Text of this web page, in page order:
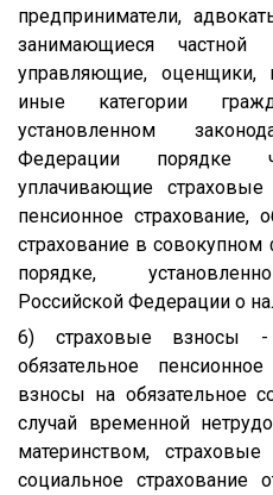
предприниматели,
занимающиеся частной
управляющие, оценщики,
иные категории
установленном
Федерации порядке
уплачивающие
пенсионное страхование,
страхование в
порядке,
Российской Федерации о
6) страховые взносы
обязательное
взносы на обязательное
случай временной
материнством,
социальное страхование